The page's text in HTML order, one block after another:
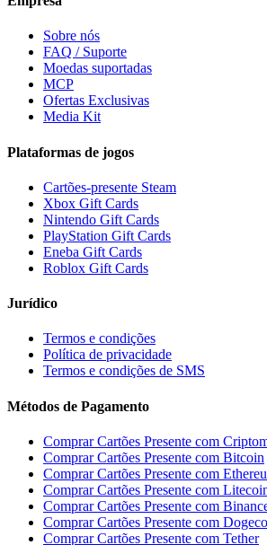
Sobre nós
FAQ / Suporte
Moedas suportadas
MCP
Ofertas Exclusivas
Media Kit
Plataformas de jogos
Cartões-presente Steam
Xbox Gift Cards
Nintendo Gift Cards
PlayStation Gift Cards
Eneba Gift Cards
Roblox Gift Cards
Jurídico
Termos e condições
Política de privacidade
Termos e condições de SMS
Métodos de Pagamento
Comprar Cartões Presente com
Comprar Cartões Presente com Bitcoin
Comprar Cartões Presente com
Comprar Cartões Presente com
Comprar Cartões Presente com
Comprar Cartões Presente com
Comprar Cartões Presente com Tether